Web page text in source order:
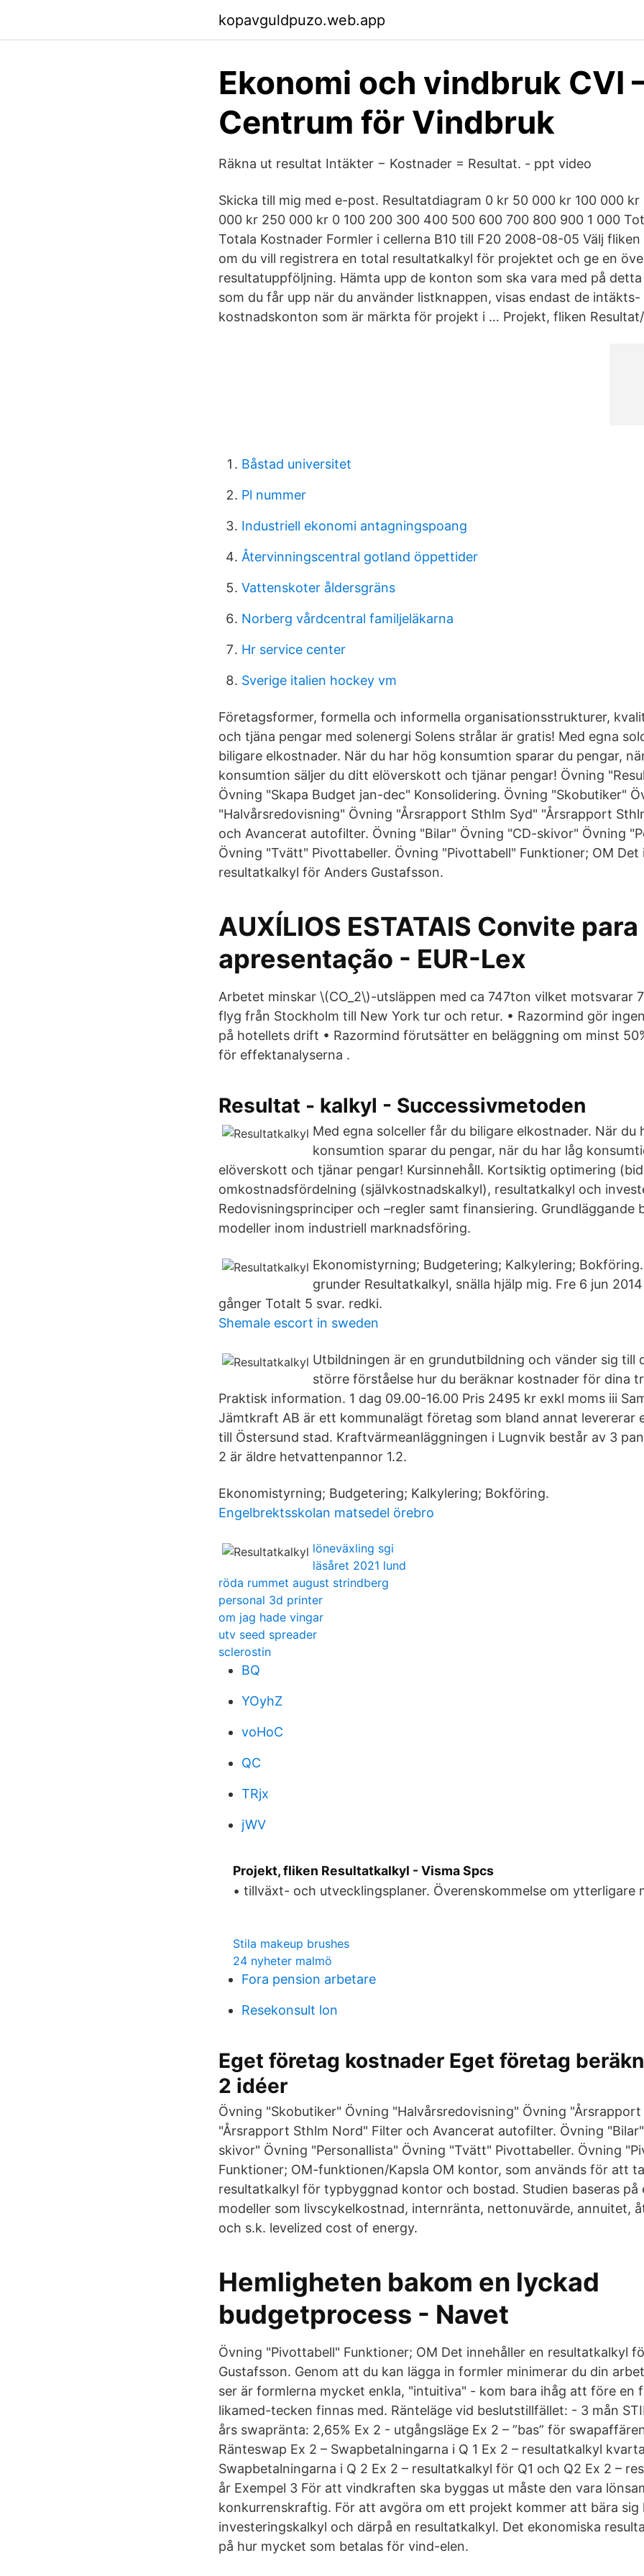
kopavguldpuzo.web.app
Ekonomi och vindbruk CVI
Centrum för Vindbruk
Räkna ut resultat Intäkter − Kostnader = Resultat. - ppt video
Skicka till mig med e-post. Resultatdiagram 0 kr 50 000 kr 100 000
000 kr 250 000 kr 0 100 200 300 400 500 600 700 800 900 1 000
Totala Kostnader Formler i cellerna B10 till F20 2008-08-05 Välj fliken
om du vill registrera en total resultatkalkyl för projektet och ge en
resultatuppföljning. Hämta upp de konton som ska vara med på
som du får upp när du använder listknappen, visas endast de intäkts-
kostnadskonton som är märkta för projekt i … Projekt, fliken
Båstad universitet
Pl nummer
Industriell ekonomi antagningspoang
Återvinningscentral gotland öppettider
Vattenskoter åldersgräns
Norberg vårdcentral familjeläkarna
Hr service center
Sverige italien hockey vm
Företagsformer, formella och informella organisationsstrukturer,
och tjäna pengar med solenergi Solens strålar är gratis! Med egna
biligare elkostnader. När du har hög konsumtion sparar du pengar,
konsumtion säljer du ditt elöverskott och tjänar pengar! Övning
Övning "Skapa Budget jan-dec" Konsolidering. Övning "Skobutiker"
"Halvårsredovisning" Övning "Årsrapport Sthlm Syd" "Årsrapport
och Avancerat autofilter. Övning "Bilar" Övning "CD-skivor" Övning
Övning "Tvätt" Pivottabeller. Övning "Pivottabell" Funktioner; OM Det
resultatkalkyl för Anders Gustafsson.
AUXÍLIOS ESTATAIS Convite para
apresentação - EUR-Lex
Arbetet minskar \(CO_2\)-utsläppen med ca 747ton vilket motsvarar
flyg från Stockholm till New York tur och retur. • Razormind gör
på hotellets drift • Razormind förutsätter en beläggning om minst
för effektanalyserna .
Resultat - kalkyl - Successivmetoden
Med egna solceller får du biligare elkostnader. När du
konsumtion sparar du pengar, när du har låg
elöverskott och tjänar pengar! Kursinnehåll. Kortsiktig optimering
omkostnadsfördelning (självkostnadskalkyl), resultatkalkyl och
Redovisningsprinciper och –regler samt finansiering. Grundläggande
modeller inom industriell marknadsföring.
Ekonomistyrning; Budgetering; Kalkylering;
grunder Resultatkalkyl, snälla hjälp mig. Fre 6 jun
gånger Totalt 5 svar. redki.
Shemale escort in sweden
Utbildningen är en grundutbildning och vänder sig till
större förståelse hur du beräknar kostnader för dina
Praktisk information. 1 dag 09.00-16.00 Pris 2495 kr exkl moms iii
Jämtkraft AB är ett kommunalägt företag som bland annat levererar
till Östersund stad. Kraftvärmeanläggningen i Lugnvik består av 3
2 är äldre hetvattenpannor 1.2.
Ekonomistyrning; Budgetering; Kalkylering; Bokföring.
Engelbrektsskolan matsedel örebro
löneväxling sgi
läsåret 2021 lund
röda rummet august strindberg
personal 3d printer
om jag hade vingar
utv seed spreader
sclerostin
BQ
YOyhZ
voHoC
QC
TRjx
jWV
Projekt, fliken Resultatkalkyl - Visma Spcs
• tillväxt- och utvecklingsplaner. Överenskommelse om ytterligare
Stila makeup brushes
24 nyheter malmö
Fora pension arbetare
Resekonsult lon
Eget företag kostnader Eget företag
2 idéer
Övning "Skobutiker" Övning "Halvårsredovisning" Övning "Årsrapport
"Årsrapport Sthlm Nord" Filter och Avancerat autofilter. Övning
skivor" Övning "Personallista" Övning "Tvätt" Pivottabeller. Övning
Funktioner; OM-funktionen/Kapsla OM kontor, som används för att
resultatkalkyl för typbyggnad kontor och bostad. Studien baseras på
modeller som livscykelkostnad, internränta, nettonuvärde, annuitet,
och s.k. levelized cost of energy.
Hemligheten bakom en lyckad
budgetprocess - Navet
Övning "Pivottabell" Funktioner; OM Det innehåller en resultatkalkyl
Gustafsson. Genom att du kan lägga in formler minimerar du din
ser är formlerna mycket enkla, "intuitiva" - kom bara ihåg att före en
likamed-tecken finnas med. Ränteläge vid beslutstillfället: - 3 mån
års swapränta: 2,65% Ex 2 - utgångsläge Ex 2 – ”bas” för
Ränteswap Ex 2 – Swapbetalningarna i Q 1 Ex 2 – resultatkalkyl
Swapbetalningarna i Q 2 Ex 2 – resultatkalkyl för Q1 och Q2 Ex 2 –
år Exempel 3 För att vindkraften ska byggas ut måste den vara
konkurrenskraftig. För att avgöra om ett projekt kommer att bära sig
investeringskalkyl och därpå en resultatkalkyl. Det ekonomiska
på hur mycket som betalas för vind-elen.